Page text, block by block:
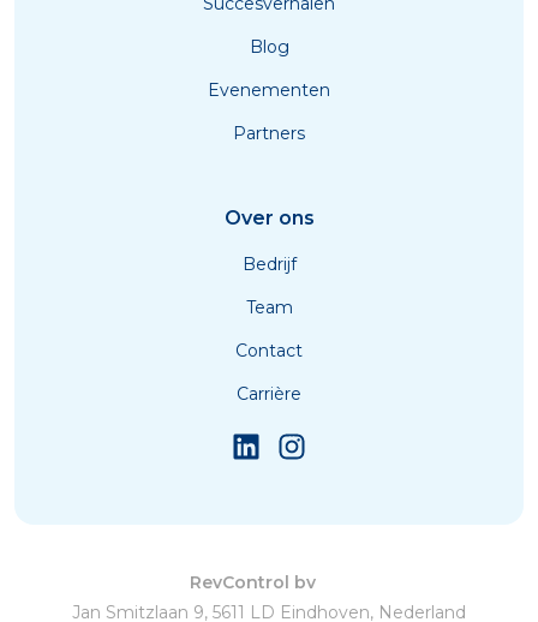
Blog
Evenementen
Partners
Over ons
Bedrijf
Team
Contact
Carrière
RevControl bv
Jan Smitzlaan 9, 5611 LD Eindhoven, Nederland